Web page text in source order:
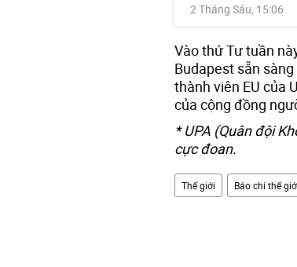
2 Tháng Sáu, 15:06
Vào thứ Tư tuần
Budapest sẵn
thành viên EU của
của cộng đồng
* UPA (Quân đội
cực đoan.
Thế giới Báo chí thế